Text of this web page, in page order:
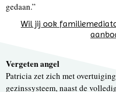
gedaan.”
Wil jij ook
Vergeten angel
Patricia zet zich met
gezinssysteem, naast de